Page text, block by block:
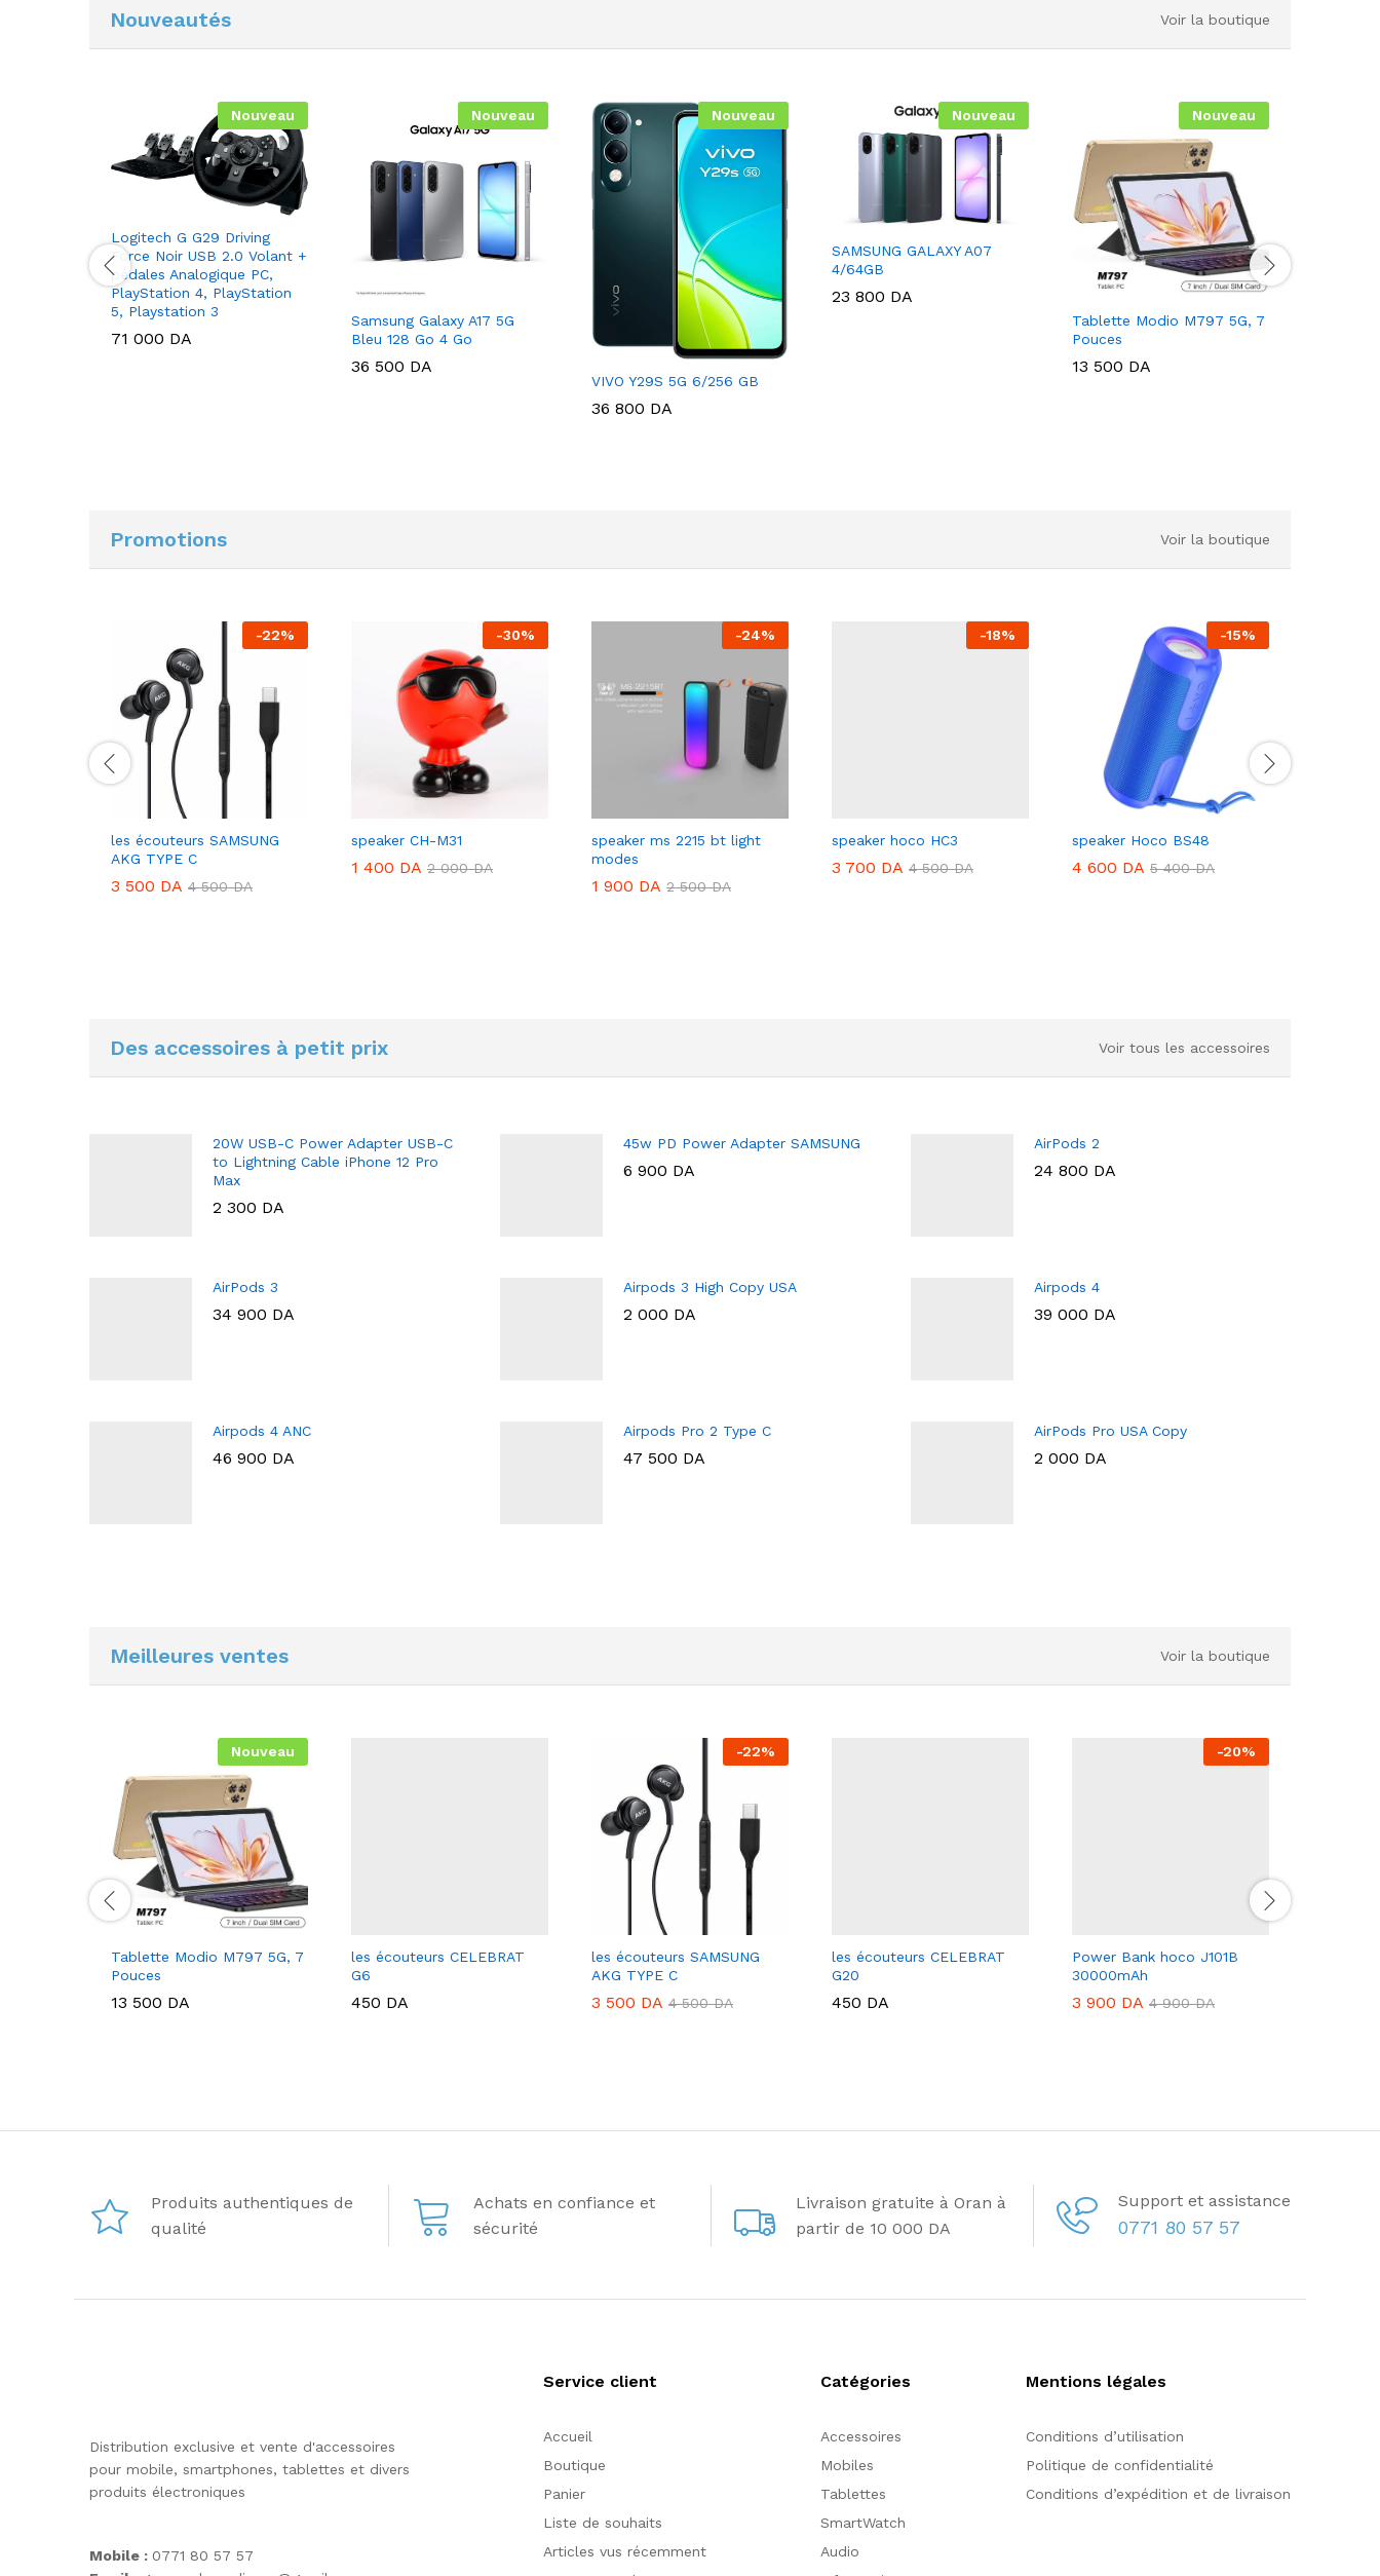
Nouveautés Voir la boutique
Nouveau
Logitech G G29 Driving
Force Noir USB 2.0 Volant +
pédales Analogique PC,
PlayStation 4, PlayStation
5, Playstation 3
71 000 DA
Nouveau
Samsung Galaxy A17 5G
Bleu 128 Go 4 Go
36 500 DA
Nouveau
VIVO Y29S 5G 6/256 GB
36 800 DA
Nouveau
SAMSUNG GALAXY A07
4/64GB
23 800 DA
Nouveau
Tablette Modio M797 5G, 7
Pouces
13 500 DA
Promotions Voir la boutique
-22%
les écouteurs SAMSUNG
AKG TYPE C
3 500 DA 4 500DA
-30%
speaker CH-M31
1 400 DA 2 000DA
-24%
speaker ms 2215 bt light
modes
1 900 DA 2 500DA
-18%
speaker hoco HC3
3 700 DA 4 500DA
-15%
speaker Hoco BS48
4 600 DA 5 400DA
Des accessoires à petit prix Voir tous les accessoires
20W USB-C Power Adapter USB-C
to Lightning Cable iPhone 12 Pro
Max
2 300 DA
45w PD Power Adapter SAMSUNG
6 900 DA
AirPods 2
24 800 DA
AirPods 3
34 900 DA
Airpods 3 High Copy USA
2 000 DA
Airpods 4
39 000 DA
Airpods 4 ANC
46 900 DA
Airpods Pro 2 Type C
47 500 DA
AirPods Pro USA Copy
2 000 DA
Meilleures ventes Voir la boutique
Nouveau
Tablette Modio M797 5G, 7
Pouces
13 500 DA
les écouteurs CELEBRAT
G6
450 DA
-22%
les écouteurs SAMSUNG
AKG TYPE C
3 500 DA 4 500DA
les écouteurs CELEBRAT
G20
450 DA
-20%
Power Bank hoco J101B
30000mAh
3 900 DA 4 900DA
Produits authentiques de
qualité
Achats en confiance et
sécurité
Livraison gratuite à Oran à
partir de 10 000 DA
Support et assistance
0771 80 57 57
Distribution exclusive et vente d'accessoires
pour mobile, smartphones, tablettes et divers
produits électroniques
Mobile : 0771 80 57 57
Service client
Accueil
Boutique
Panier
Liste de souhaits
Articles vus récemment
Catégories
Accessoires
Mobiles
Tablettes
SmartWatch
Audio
Mentions légales
Conditions d’utilisation
Politique de confidentialité
Conditions d’expédition et de livraison